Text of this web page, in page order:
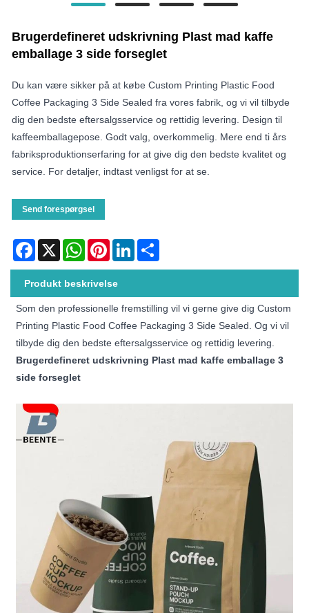
Brugerdefineret udskrivning Plast mad kaffe
emballage 3 side forseglet
Du kan være sikker på at købe Custom Printing Plastic Food
Coffee Packaging 3 Side Sealed fra vores fabrik, og vi vil tilbyde
dig den bedste eftersalgsservice og rettidig levering. Design til
kaffeemballagepose. Godt valg, overkommelig. Mere end ti års
fabriksproduktionserfaring for at give dig den bedste kvalitet og
service. For detaljer, indtast venligst for at se.
Send forespørgsel
Facebook
X WhatsAppPinterestLinkedIn
Produkt beskrivelse
Som den professionelle fremstilling vil vi gerne give dig Custom
Printing Plastic Food Coffee Packaging 3 Side Sealed. Og vi vil
tilbyde dig den bedste eftersalgsservice og rettidig levering.
Brugerdefineret udskrivning Plast mad kaffe emballage 3
side forseglet